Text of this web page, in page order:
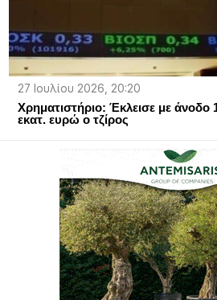
27 Ιουλίου 2026, 20:20
Χρηματιστήριο: Έκλεισε με άνοδο
εκατ. ευρώ ο τζίρος